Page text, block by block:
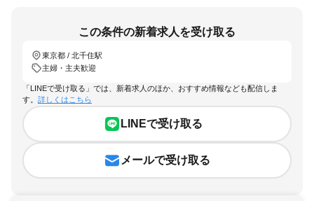
この条件の新着求人を受け取る
東京都 / 北千住駅
主婦・主夫歓迎
「LINEで受け取る」では、新着求人のほか、おすすめ情報なども配信しま
す。 詳しくはこちら
LINEで受け取る
メールで受け取る